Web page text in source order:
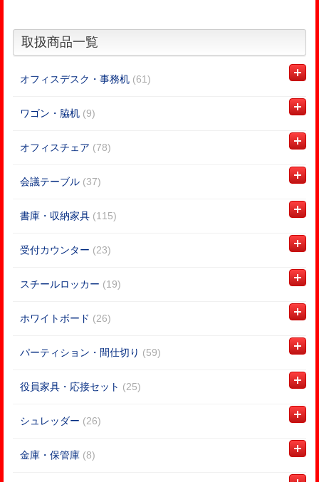
取扱商品一覧
オフィスデスク・事務机 (61)
ワゴン・脇机 (9)
オフィスチェア (78)
会議テーブル (37)
書庫・収納家具 (115)
受付カウンター (23)
スチールロッカー (19)
ホワイトボード (26)
パーティション・間仕切り (59)
役員家具・応接セット (25)
シュレッダー (26)
金庫・保管庫 (8)